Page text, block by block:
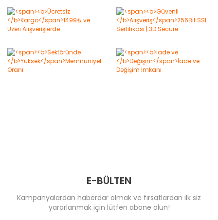
E-BÜLTEN
Kampanyalardan haberdar olmak ve fırsatlardan ilk siz
yararlanmak için lütfen abone olun!